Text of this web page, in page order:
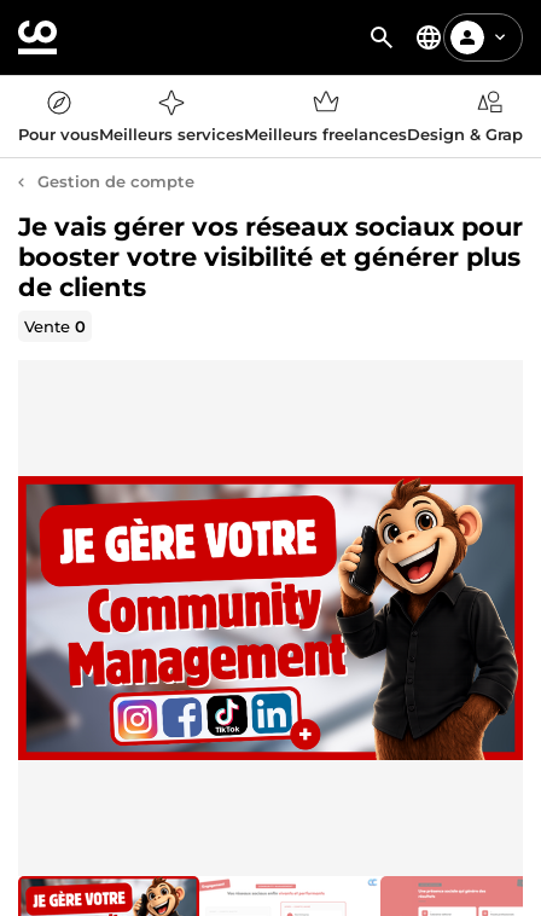
Pour vousMeilleurs servicesMeilleurs freelancesDesign &
Gestion de compte
Je vais gérer vos réseaux sociaux pour
booster votre visibilité et générer plus
de clients
Vente0